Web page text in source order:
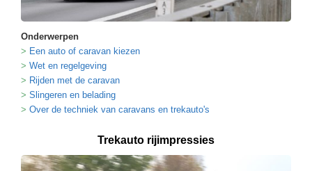
Onderwerpen
Een auto of caravan kiezen
Wet en regelgeving
Rijden met de caravan
Slingeren en belading
Over de techniek van caravans en trekauto's
Trekauto rijimpressies